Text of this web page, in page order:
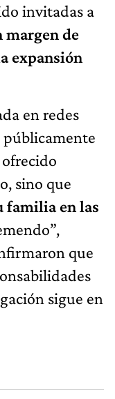
invitadas a
margen de
expansión
en redes
públicamente
sino que
familia en las
que
sigue en